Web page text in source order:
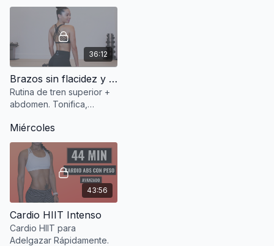
36:12
Brazos sin flacidez y abdomen fuerte
Rutina de tren superior +
abdomen. Tonifica,
Miércoles
43:56
Cardio HIIT Intenso
Cardio HIIT para
Adelgazar Rápidamente.